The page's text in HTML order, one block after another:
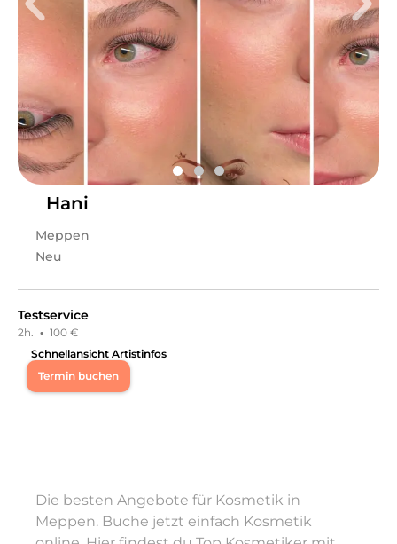
Hi, ich bin’s 🌸 Meine Name ist Michelle und ich bin 24
Jahre alt. Ich bin gelernte Verwaltungsfachangestellte
und baue mir ein zweites Standbein auf, als mobile
professionelle Make-Up-Artistin und Nageldesignerin
mit Homestudio❤️ Ich liebe es, zu quatschen. Also keine
Scheu, ich beiße nicht😝 Wenn du spontan einen
Termin brauchst, schreib mir auch gerne auf Instagram
@michelle_glamxbeauty
Leistungen
Michelle
inMeppen bietet Leistungen inKosmetik,
Make-Up, Nails, Nageldesign
Hani
Meppen
Neu
Testservice
2h. · 100 €
Schnellansicht Artistinfos
Termin buchen
14:00 - 17:00
Die besten Angebote für Kosmetik in
Meppen. Buche jetzt einfach Kosmetik